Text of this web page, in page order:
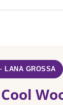
LANA GROSSA